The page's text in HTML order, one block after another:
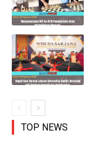
TOP NEWS